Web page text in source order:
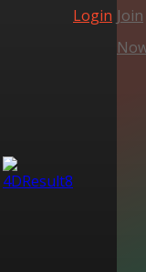
Login Join